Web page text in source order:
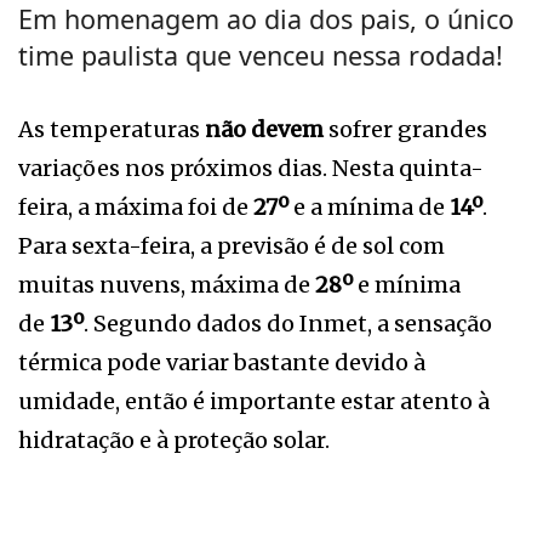
Em homenagem ao dia dos pais, o único
time paulista que venceu nessa rodada!
As temperaturas não devemsofrer grandes
variações nos próximos dias. Nesta quinta-
feira, a máxima foi de 27ºe a mínima de 14º.
Para sexta-feira, a previsão é de sol com
muitas nuvens, máxima de 28ºe mínima
de 13º. Segundo dados do Inmet, a sensação
térmica pode variar bastante devido à
umidade, então é importante estar atento à
hidratação e à proteção solar.